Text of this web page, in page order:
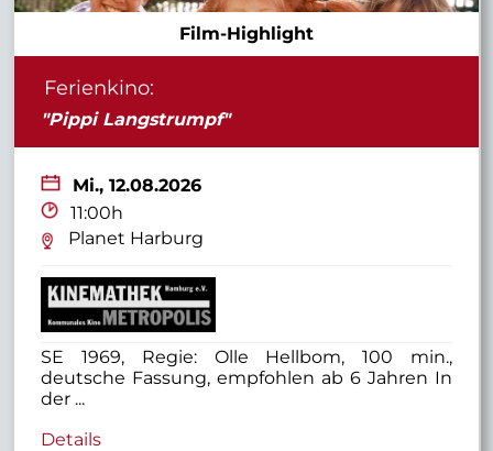
Film-Highlight
Ferienkino:
"Pippi Langstrumpf"
Mi.,12.08.2026
11:00h
Planet Harburg
SE 1969, Regie: Olle Hellbom, 100 min.,
deutsche Fassung, empfohlen ab 6 Jahren In
der ...
Details